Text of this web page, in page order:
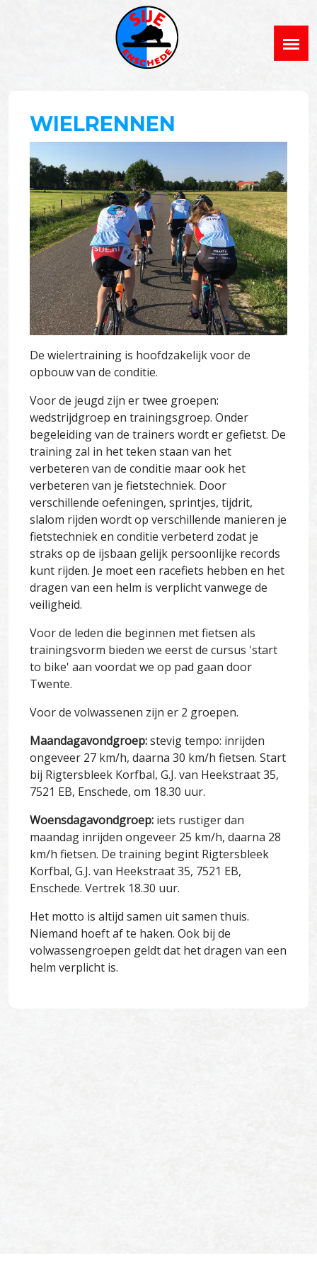
WIELRENNEN
De wielertraining is hoofdzakelijk voor de
opbouw van de conditie.
Voor de jeugd zijn er twee groepen:
wedstrijdgroep en trainingsgroep. Onder
begeleiding van de trainers wordt er gefietst. De
training zal in het teken staan van het
verbeteren van de conditie maar ook het
verbeteren van je fietstechniek. Door
verschillende oefeningen, sprintjes, tijdrit,
slalom rijden wordt op verschillende manieren je
fietstechniek en conditie verbeterd zodat je
straks op de ijsbaan gelijk persoonlijke records
kunt rijden. Je moet een racefiets hebben en het
dragen van een helm is verplicht vanwege de
veiligheid.
Voor de leden die beginnen met fietsen als
trainingsvorm bieden we eerst de cursus 'start
to bike' aan voordat we op pad gaan door
Twente.
Voor de volwassenen zijn er 2 groepen.
Maandagavondgroep:stevig tempo: inrijden
ongeveer 27 km/h, daarna 30 km/h fietsen. Start
bij Rigtersbleek Korfbal, G.J. van Heekstraat 35,
7521 EB, Enschede, om 18.30 uur.
Woensdagavondgroep: iets rustiger dan
maandag inrijden ongeveer 25 km/h, daarna 28
km/h fietsen. De training begint Rigtersbleek
Korfbal, G.J. van Heekstraat 35, 7521 EB,
Enschede. Vertrek 18.30 uur.
Het motto is altijd samen uit samen thuis.
Niemand hoeft af te haken. Ook bij de
volwassengroepen geldt dat het dragen van een
helm verplicht is.